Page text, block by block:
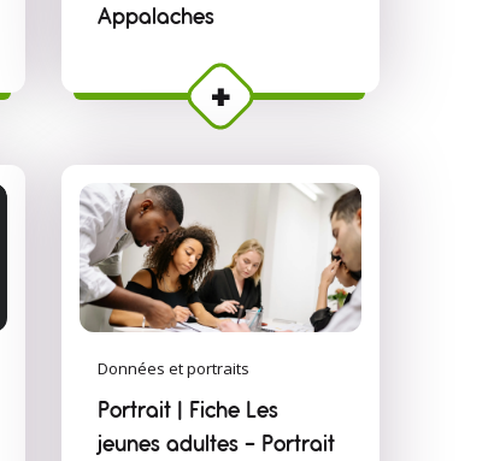
Appalaches
Données et portraits
Portrait | Fiche Les
jeunes adultes - Portrait